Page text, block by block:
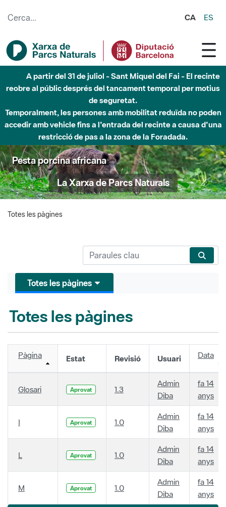
CA ES
A partir del 31 de juliol - Sant Miquel del Fai - El recinte
reobre al públic després del tancament temporal per motius
de seguretat.
Temporalment, les persones amb mobilitat reduïda no poden
accedir amb vehicle fins a l'entrada del recinte a causa d'una
restricció de pas a la zona de la Foradada.
Pesta porcina africana
La Xarxa de Parcs Naturals
Totes les pàgines
Totes les pàgines
Totes les pàgines
Pàgina Estat Revisió Usuari Data
Glosari Aprovat 1.3
Admin
Diba
fa 14
anys
I Aprovat 1.0
Admin
Diba
fa 14
anys
L Aprovat 1.0
Admin
Diba
fa 14
anys
M Aprovat 1.0
Admin
Diba
fa 14
anys